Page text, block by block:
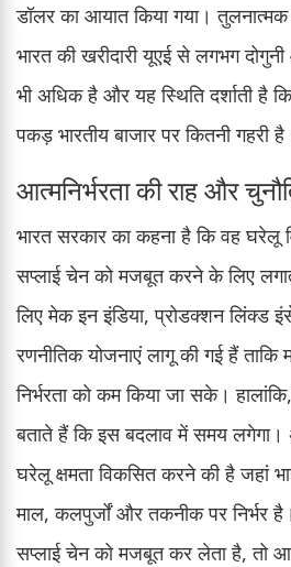
डॉलर का आयात किया गया।
भारत की खरीदारी यूएई से लगभग
भी अधिक है और यह स्थिति दर्शाती है
पकड़ भारतीय बाजार पर कितनी गहरी
आत्मनिर्भरता की राह और
भारत सरकार का कहना है कि वह घरेलू
सप्लाई चेन को मजबूत करने के लिए
लिए मेक इन इंडिया, प्रोडक्शन लिंक्ड
रणनीतिक योजनाएं लागू की गई हैं ताकि
निर्भरता को कम किया जा सके।
बताते हैं कि इस बदलाव में समय लगेगा।
घरेलू क्षमता विकसित करने की है जहां
माल, कलपुर्जों और तकनीक पर निर्भर
सप्लाई चेन को मजबूत कर लेता है, तो